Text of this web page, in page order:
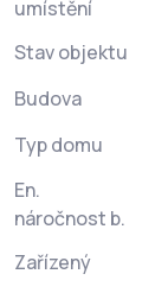
umístění
Stav objektu
Budova
Typ domu
En.
náročnost b.
Zařízený